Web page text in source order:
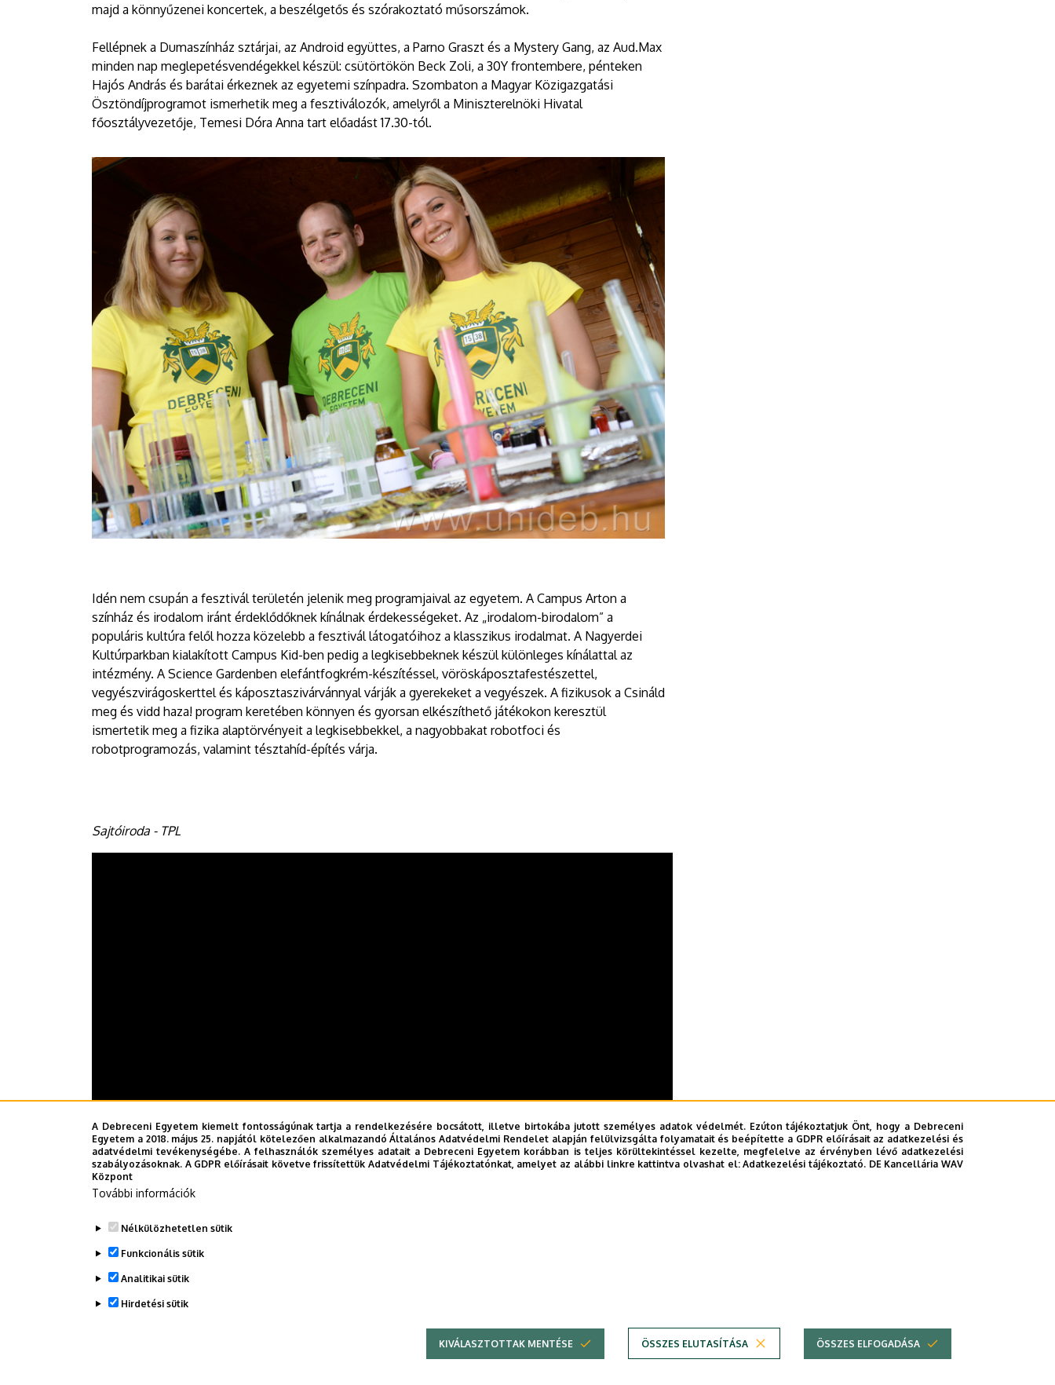
majd a könnyűzenei koncertek, a beszélgetős és szórakoztató műsorszámok.
Fellépnek a Dumaszínház sztárjai, az Android együttes, a Parno Graszt és a Mystery Gang, az Aud.Max
minden nap meglepetésvendégekkel készül: csütörtökön Beck Zoli, a 30Y frontembere, pénteken
Hajós András és barátai érkeznek az egyetemi színpadra. Szombaton a Magyar Közigazgatási
Ösztöndíjprogramot ismerhetik meg a fesztiválozók, amelyről a Miniszterelnöki Hivatal
főosztályvezetője, Temesi Dóra Anna tart előadást 17.30-tól.
Idén nem csupán a fesztivál területén jelenik meg programjaival az egyetem. A Campus Arton a
színház és irodalom iránt érdeklődőknek kínálnak érdekességeket. Az „irodalom-birodalom” a
populáris kultúra felől hozza közelebb a fesztivál látogatóihoz a klasszikus irodalmat. A Nagyerdei
Kultúrparkban kialakított Campus Kid-ben pedig a legkisebbeknek készül különleges kínálattal az
intézmény. A Science Gardenben elefántfogkrém-készítéssel, vöröskáposztafestészettel,
vegyészvirágoskerttel és káposztaszivárvánnyal várják a gyerekeket a vegyészek. A fizikusok a Csináld
meg és vidd haza! program keretében könnyen és gyorsan elkészíthető játékokon keresztül
ismertetik meg a fizika alaptörvényeit a legkisebbekkel, a nagyobbakat robotfoci és
robotprogramozás, valamint tésztahíd-építés várja.
Sajtóiroda - TPL
A Debreceni Egyetem kiemelt fontosságúnak tartja a rendelkezésére bocsátott, illetve birtokába jutott személyes adatok védelmét. Ezúton tájékoztatjuk Önt, hogy a Debreceni
Egyetem a 2018. május 25. napjától kötelezően alkalmazandó Általános Adatvédelmi Rendelet alapján felülvizsgálta folyamatait és beépítette a GDPR előírásait az adatkezelési és
adatvédelmi tevékenységébe. A felhasználók személyes adatait a Debreceni Egyetem korábban is teljes körültekintéssel kezelte, megfelelve az érvényben lévő adatkezelési
szabályozásoknak. A GDPR előírásait követve frissítettük Adatvédelmi Tájékoztatónkat, amelyet az alábbi linkre kattintva olvashat el:Adatkezelési tájékoztató. DE Kancellária WAV
Központ
További információk
Nélkülözhetetlen sütik
Funkcionális sütik
Analitikai sütik
Hirdetési sütik
KIVÁLASZTOTTAK MENTÉSE ÖSSZES ELUTASÍTÁSA ÖSSZES ELFOGADÁSA